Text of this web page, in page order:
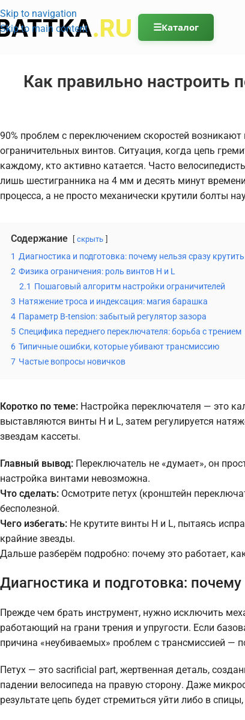
Skip to navigation
Skip to main content
☰Каталог
Как правильно настроить
90% проблем с переключением скоростей
ограничительных винтов. Ситуация, когда цепь
каждому, кто активно катается. Часто
лишь шестигранника на 4 мм и десять минут
процесса, а не просто механически крутили болты
Содержание скрыть
1 Диагностика и подготовка: почему нельзя сразу
2 Физика ограничения: роль винтов H и L
2.1 Пошаговый алгоритм настройки ограничителей
3 Натяжение троса и индексация: магия барашка
4 Параметр B-tension: забытый регулятор зазора
5 Специфика переднего переключателя: борьба с трением
6 Типичные ошибки, которые убивают трансмиссию
7 Частые вопросы новичков
Коротко по теме: Настройка переключателя — это
выставляются винты H и L, затем регулируется
звездам кассеты.
Главный вывод: Переключатель не «думает», он
настройка винтами невозможна.
Что сделать: Осмотрите петух (кронштейн
бесполезной.
Чего избегать: Не крутите винты H и L, пытаясь
крайние звезды.
Дальше разберём подробно: почему это работает,
Диагностика и подготовка:
Прежде чем брать инструмент, нужно исключить
работающий на грани трения и упругости. Если
причина «неубиваемых» проблем с трансмиссией —
Петух — это sacrificial part, жертвенная деталь,
падении велосипеда на правую сторону. Даже
результате цепь будет стремиться уйти либо в